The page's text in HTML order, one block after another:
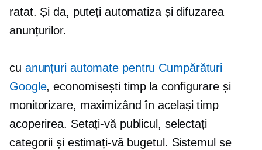
ratat. Și da, puteți automatiza și difuzarea
anunțurilor.
cu anunțuri automate pentru Cumpărături
Google, economisești timp la configurare și
monitorizare, maximizând în același timp
acoperirea. Setați-vă publicul, selectați
categorii și estimați-vă bugetul. Sistemul se